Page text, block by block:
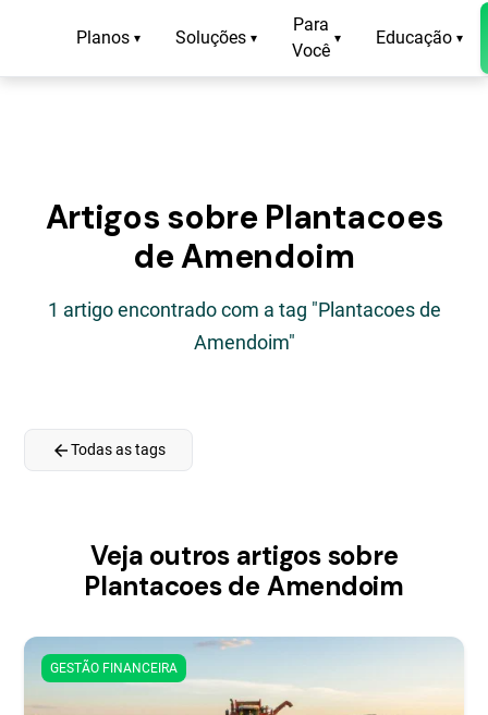
Planos ▾ Soluções ▾
Para
Você
▾ Educação ▾
Artigos sobre Plantacoes
de Amendoim
1 artigo encontrado com a tag "Plantacoes de
Amendoim"
arrow_backTodas as tags
Veja outros artigos sobre
Plantacoes de Amendoim
GESTÃO FINANCEIRA